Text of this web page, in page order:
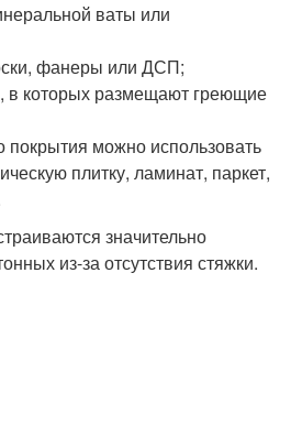
ваты или
фанеры или ДСП;
в которых размещают греющие
покрытия можно использовать
плитку, ламинат, паркет,
значительно
из-за отсутствия стяжки.